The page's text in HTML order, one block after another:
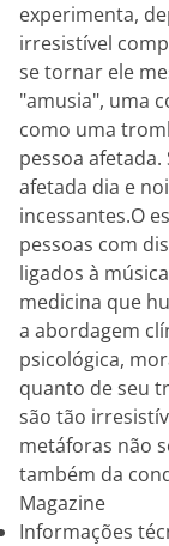
experimenta,
irresistível
se tornar ele
"amusia", uma
como uma
pessoa
afetada dia e
incessantes.O
pessoas com
ligados à
medicina que
a abordagem
psicológica,
quanto de seu
são tão
metáforas não
também da
Magazine
Informações